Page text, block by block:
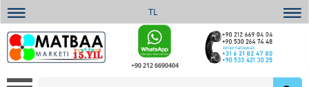
TL
+90 212 6690404